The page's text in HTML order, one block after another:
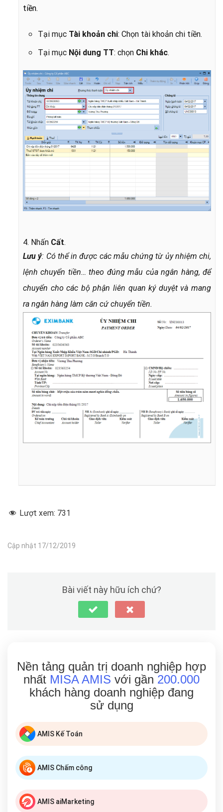
tiền.
Tại mục Tài khoản chi: Chọn tài khoản chi tiền.
Tại mục Nội dung TT: chọn Chi khác.
4. Nhấn Cất.
Lưu ý: Có thể in được các mẫu chứng từ ủy nhiệm chi,
lệnh chuyển tiền… theo đúng mẫu của ngân hàng, để
chuyển cho các bộ phận liên quan ký duyệt và mang
ra ngân hàng làm căn cứ chuyển tiền.
Lượt xem: 731
Cập nhật 17/12/2019
Bài viết này hữu ích chứ?
Nền tảng quản trị doanh nghiệp hợp
nhất MISA AMIS với gần 200.000
khách hàng doanh nghiệp đang
sử dụng
AMIS Kế Toán
AMIS Chấm công
AMIS aiMarketing